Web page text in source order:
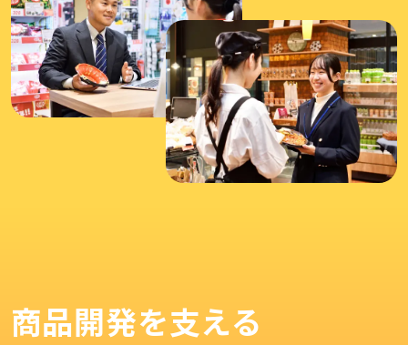
商品開発を支える